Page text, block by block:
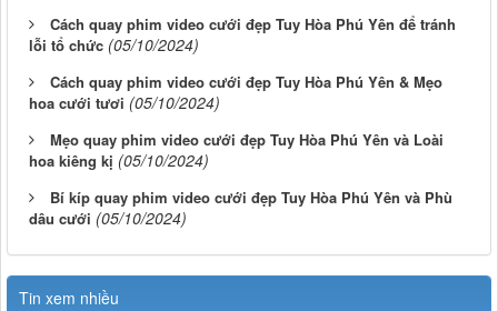
Cách quay phim video cưới đẹp Tuy Hòa Phú Yên để tránh
lỗi tổ chức (05/10/2024)
Cách quay phim video cưới đẹp Tuy Hòa Phú Yên & Mẹo
hoa cưới tươi (05/10/2024)
Mẹo quay phim video cưới đẹp Tuy Hòa Phú Yên và Loài
hoa kiêng kị (05/10/2024)
Bí kíp quay phim video cưới đẹp Tuy Hòa Phú Yên và Phù
dâu cưới (05/10/2024)
Tin xem nhiều